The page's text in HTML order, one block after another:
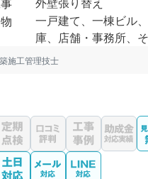
一戸建て、一棟ビル
庫、店舗・事務所、
施工管理技士